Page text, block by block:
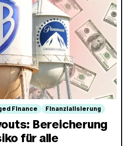
Finance Finanzialisierung
Bereicherung
für alle